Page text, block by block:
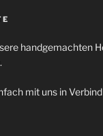
handgemachten
mit uns in